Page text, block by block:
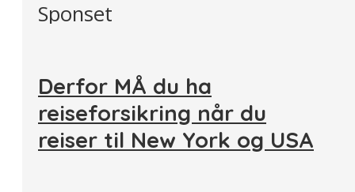
Sponset
Derfor MÅ du ha
reiseforsikring når du
reiser til New York og USA